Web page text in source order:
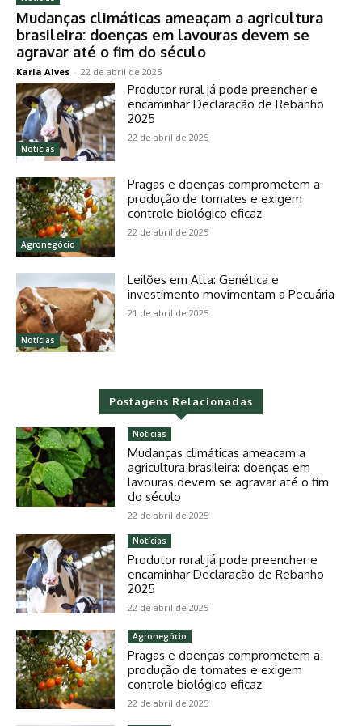
Mudanças climáticas ameaçam a agricultura
brasileira: doenças em lavouras devem se
agravar até o fim do século
Karla Alves - 22 de abril de 2025
Notícias
Produtor rural já pode preencher e
encaminhar Declaração de Rebanho
2025
22 de abril de 2025
Agronegócio
Pragas e doenças comprometem a
produção de tomates e exigem
controle biológico eficaz
22 de abril de 2025
Notícias
Leilões em Alta: Genética e
investimento movimentam a Pecuária
21 de abril de 2025
Postagens Relacionadas
Notícias
Mudanças climáticas ameaçam a
agricultura brasileira: doenças em
lavouras devem se agravar até o fim
do século
22 de abril de 2025
Notícias
Produtor rural já pode preencher e
encaminhar Declaração de Rebanho
2025
22 de abril de 2025
Agronegócio
Pragas e doenças comprometem a
produção de tomates e exigem
controle biológico eficaz
22 de abril de 2025